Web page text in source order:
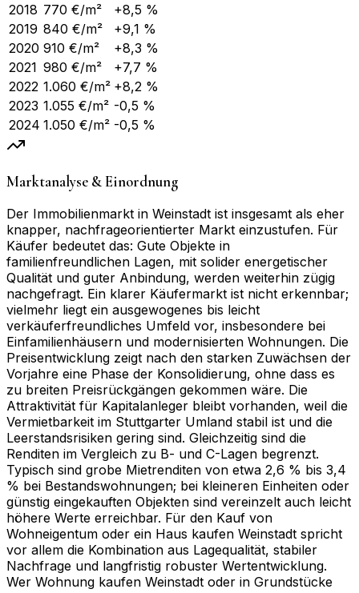
2018 770 €/m²
+8,5 %
2019 840 €/m²
+9,1 %
2020 910 €/m²
+8,3 %
2021 980 €/m²
+7,7 %
2022 1.060 €/m² +8,2 %
2023 1.055 €/m² -0,5 %
2024 1.050 €/m² -0,5 %
Marktanalyse & Einordnung
Der Immobilienmarkt in Weinstadt ist insgesamt als eher
knapper, nachfrageorientierter Markt einzustufen. Für
Käufer bedeutet das: Gute Objekte in
familienfreundlichen Lagen, mit solider energetischer
Qualität und guter Anbindung, werden weiterhin zügig
nachgefragt. Ein klarer Käufermarkt ist nicht erkennbar;
vielmehr liegt ein ausgewogenes bis leicht
verkäuferfreundliches Umfeld vor, insbesondere bei
Einfamilienhäusern und modernisierten Wohnungen. Die
Preisentwicklung zeigt nach den starken Zuwächsen der
Vorjahre eine Phase der Konsolidierung, ohne dass es
zu breiten Preisrückgängen gekommen wäre. Die
Attraktivität für Kapitalanleger bleibt vorhanden, weil die
Vermietbarkeit im Stuttgarter Umland stabil ist und die
Leerstandsrisiken gering sind. Gleichzeitig sind die
Renditen im Vergleich zu B- und C-Lagen begrenzt.
Typisch sind grobe Mietrenditen von etwa 2,6 % bis 3,4
% bei Bestandswohnungen; bei kleineren Einheiten oder
günstig eingekauften Objekten sind vereinzelt auch leicht
höhere Werte erreichbar. Für den Kauf von
Wohneigentum oder ein Haus kaufen Weinstadt spricht
vor allem die Kombination aus Lagequalität, stabiler
Nachfrage und langfristig robuster Wertentwicklung.
Wer Wohnung kaufen Weinstadt oder in Grundstücke